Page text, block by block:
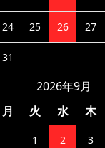
24 25 26 27
31
2026年9月
月 火 水 木
1 2 3